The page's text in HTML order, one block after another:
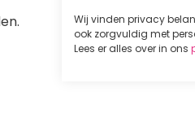
Wij vinden privacy
ook zorgvuldig met
Lees er alles over in ons